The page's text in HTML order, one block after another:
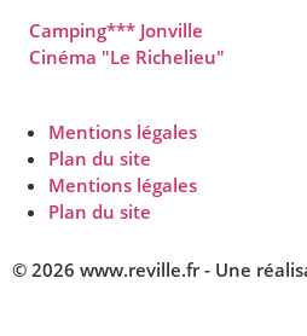
Camping*** Jonville
Cinéma "Le Richelieu"
Mentions légales
Plan du site
Mentions légales
Plan du site
© 2026 www.reville.fr - Une